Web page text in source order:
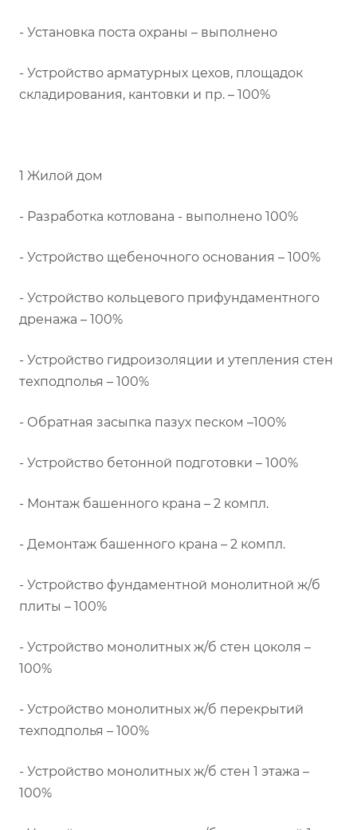
- Установка поста охраны – выполнено
- Устройство арматурных цехов, площадок
складирования, кантовки и пр. – 100%
1 Жилой дом
- Разработка котлована - выполнено 100%
- Устройство щебеночного основания – 100%
- Устройство кольцевого прифундаментного
дренажа – 100%
- Устройство гидроизоляции и утепления стен
техподполья – 100%
- Обратная засыпка пазух песком –100%
- Устройство бетонной подготовки – 100%
- Монтаж башенного крана – 2 компл.
- Демонтаж башенного крана – 2 компл.
- Устройство фундаментной монолитной ж/б
плиты – 100%
- Устройство монолитных ж/б стен цоколя –
100%
- Устройство монолитных ж/б перекрытий
техподполья – 100%
- Устройство монолитных ж/б стен 1 этажа –
100%